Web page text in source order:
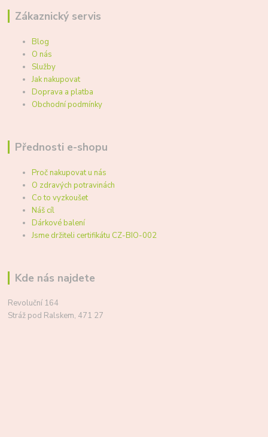
Zákaznický servis
Blog
O nás
Služby
Jak nakupovat
Doprava a platba
Obchodní podmínky
Přednosti e-shopu
Proč nakupovat u nás
O zdravých potravinách
Co to vyzkoušet
Náš cíl
Dárkové balení
Jsme držiteli certifikátu CZ-BIO-002
Kde nás najdete
Revoluční 164
Stráž pod Ralskem, 471 27